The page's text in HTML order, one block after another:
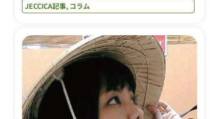
JECCICA記事, コラム